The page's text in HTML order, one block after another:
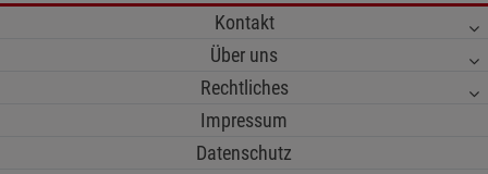
Kontakt
Über uns
Rechtliches
Impressum
Datenschutz